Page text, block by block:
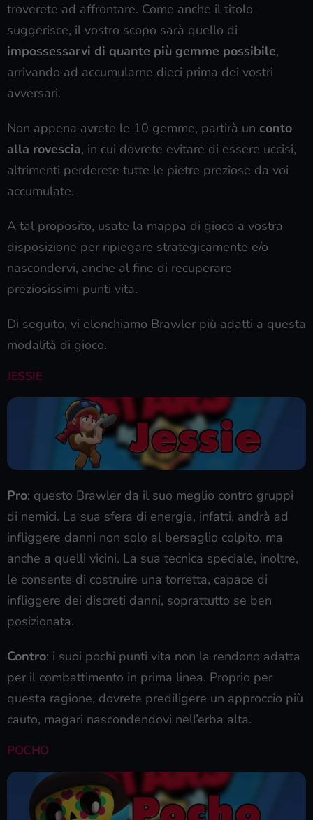
troverete ad affrontare. Come anche il titolo
suggerisce, il vostro scopo sarà quello di
impossessarvi di quante più gemme possibile,
arrivando ad accumularne dieci prima dei vostri
avversari.
Non appena avrete le 10 gemme, partirà un conto
alla rovescia, in cui dovrete evitare di essere uccisi,
altrimenti perderete tutte le pietre preziose da voi
accumulate.
A tal proposito, usate la mappa di gioco a vostra
disposizione per ripiegare strategicamente e/o
nascondervi, anche al fine di recuperare
preziosissimi punti vita.
Di seguito, vi elenchiamo Brawler più adatti a questa
modalità di gioco.
JESSIE
Pro: questo Brawler da il suo meglio contro gruppi
di nemici. La sua sfera di energia, infatti, andrà ad
infliggere danni non solo al bersaglio colpito, ma
anche a quelli vicini. La sua tecnica speciale, inoltre,
le consente di costruire una torretta, capace di
infliggere dei discreti danni, soprattutto se ben
posizionata.
Contro: i suoi pochi punti vita non la rendono adatta
per il combattimento in prima linea. Proprio per
questa ragione, dovrete prediligere un approccio più
cauto, magari nascondendovi nell’erba alta.
POCHO